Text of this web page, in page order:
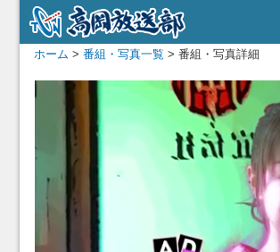
ホーム > 番組・写真一覧 > 番組・写真詳細